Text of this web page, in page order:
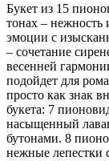
Букет из 15
тонах –
эмоции с
– сочетание
весенней
подойдет для
просто как знак
букета: 7
насыщенный
бутонами. 8
нежные лепестки